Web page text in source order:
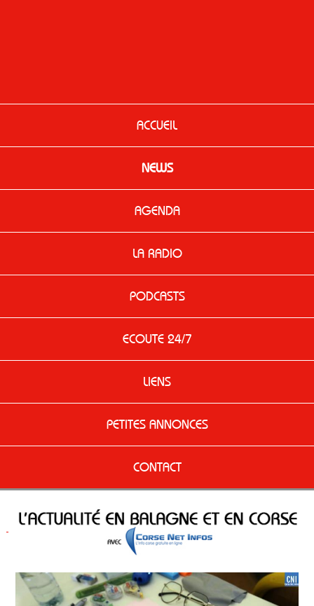
ACCUEIL
NEWS
AGENDA
LA RADIO
PODCASTS
ECOUTE 24/7
LIENS
PETITES ANNONCES
CONTACT